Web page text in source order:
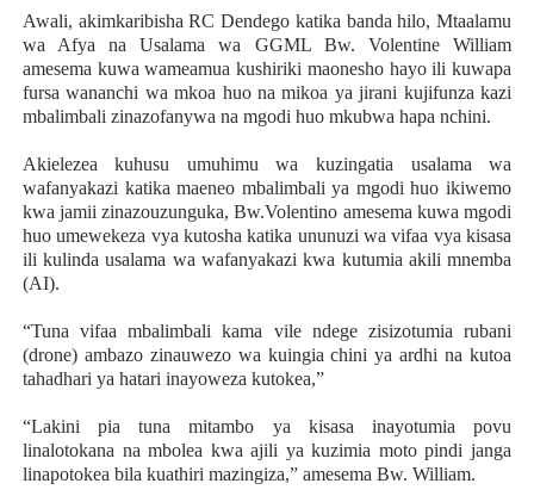
Awali, akimkaribisha RC Dendego katika banda hilo, Mtaalamu
wa Afya na Usalama wa GGML Bw. Volentine William
amesema kuwa wameamua kushiriki maonesho hayo ili kuwapa
fursa wananchi wa mkoa huo na mikoa ya jirani kujifunza kazi
mbalimbali zinazofanywa na mgodi huo mkubwa hapa nchini.
Akielezea kuhusu umuhimu wa kuzingatia usalama wa
wafanyakazi katika maeneo mbalimbali ya mgodi huo ikiwemo
kwa jamii zinazouzunguka, Bw.Volentino amesema kuwa mgodi
huo umewekeza vya kutosha katika ununuzi wa vifaa vya kisasa
ili kulinda usalama wa wafanyakazi kwa kutumia akili mnemba
(AI).
“Tuna vifaa mbalimbali kama vile ndege zisizotumia rubani
(drone) ambazo zinauwezo wa kuingia chini ya ardhi na kutoa
tahadhari ya hatari inayoweza kutokea,”
“Lakini pia tuna mitambo ya kisasa inayotumia povu
linalotokana na mbolea kwa ajili ya kuzimia moto pindi janga
linapotokea bila kuathiri mazingiza,” amesema Bw. William.